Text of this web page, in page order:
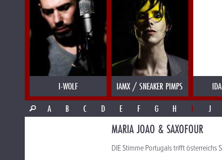
I-WOLF IAMX / SNEAKER PIMPS
A
B C D E F G H I J
MARIA JOAO & SAXOFOUR
DIE Stimme Portugals trifft österreichs